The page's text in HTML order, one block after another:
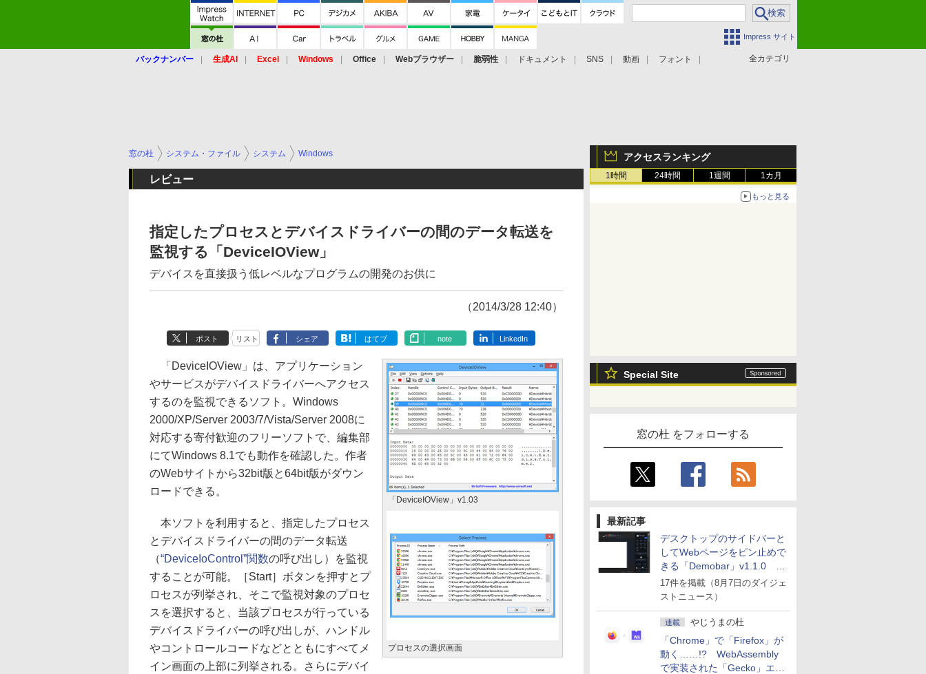
Impress サイト
全カテゴリ
バックナンバー 生成AI Excel Windows Office Webブラウザー 脆弱性 ドキュメント SNS 動画 フォント
アクセスランキング
1時間 24時間 1週間 1カ月
もっと見る
Special Site
窓の杜 をフォローする
最新記事
デスクトップのサイドバーと
してWebページをピン止めで
きる「Demobar」v1.1.0 ほ
か
17件を掲載（8月7日のダイジェ
ストニュース）
連載 やじうまの杜
「Chrome」で「Firefox」が
動く……!? WebAssembly
で実装された「Gecko」エン
窓の杜 システム・ファイル システム Windows
レビュー
指定したプロセスとデバイスドライバーの間のデータ転送を
監視する「DeviceIOView」
デバイスを直接扱う低レベルなプログラムの開発のお供に
（2014/3/28 12:40）
ポスト リスト シェア はてブ note LinkedIn
「DeviceIOView」v1.03
プロセスの選択画面
「DeviceIOView」は、アプリケーション
やサービスがデバイスドライバーへアクセス
するのを監視できるソフト。Windows
2000/XP/Server 2003/7/Vista/Server 2008に
対応する寄付歓迎のフリーソフトで、編集部
にてWindows 8.1でも動作を確認した。作者
のWebサイトから32bit版と64bit版がダウン
ロードできる。
本ソフトを利用すると、指定したプロセス
とデバイスドライバーの間のデータ転送
（“DeviceIoControl”関数の呼び出し）を監視
することが可能。［Start］ボタンを押すとプ
ロセスが列挙され、そこで監視対象のプロセ
スを選択すると、当該プロセスが行っている
デバイスドライバーの呼び出しが、ハンドル
やコントロールコードなどとともにすべてメ
イン画面の上部に列挙される。さらにデバイ